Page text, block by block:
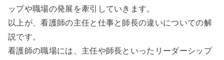
ップや職場の発展を牽引していきます。
以上が、看護師の主任と仕事と師長の違いについての解
説です。
看護師の職場には、主任や師長といったリーダーシップ